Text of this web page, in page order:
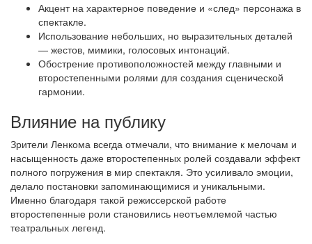
Акцент на характерное поведение и «след» персонажа в
спектакле.
Использование небольших, но выразительных деталей
— жестов, мимики, голосовых интонаций.
Обострение противоположностей между главными и
второстепенными ролями для создания сценической
гармонии.
Влияние на публику
Зрители Ленкома всегда отмечали, что внимание к мелочам и
насыщенность даже второстепенных ролей создавали эффект
полного погружения в мир спектакля. Это усиливало эмоции,
делало постановки запоминающимися и уникальными.
Именно благодаря такой режиссерской работе
второстепенные роли становились неотъемлемой частью
театральных легенд.